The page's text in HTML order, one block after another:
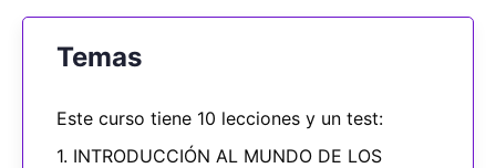
Temas
Este curso tiene 10 lecciones y un test:
1. INTRODUCCIÓN AL MUNDO DE LOS